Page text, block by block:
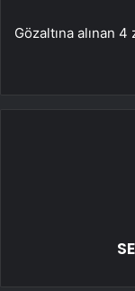
Gözaltına alınan 4